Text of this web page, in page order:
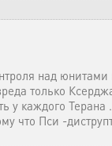
над
только
каждого Терана
что Пси -